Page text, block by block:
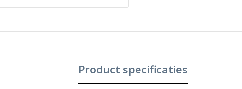
Product specificaties